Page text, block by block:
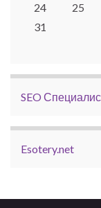
24
25
31
SEO
Esotery.net